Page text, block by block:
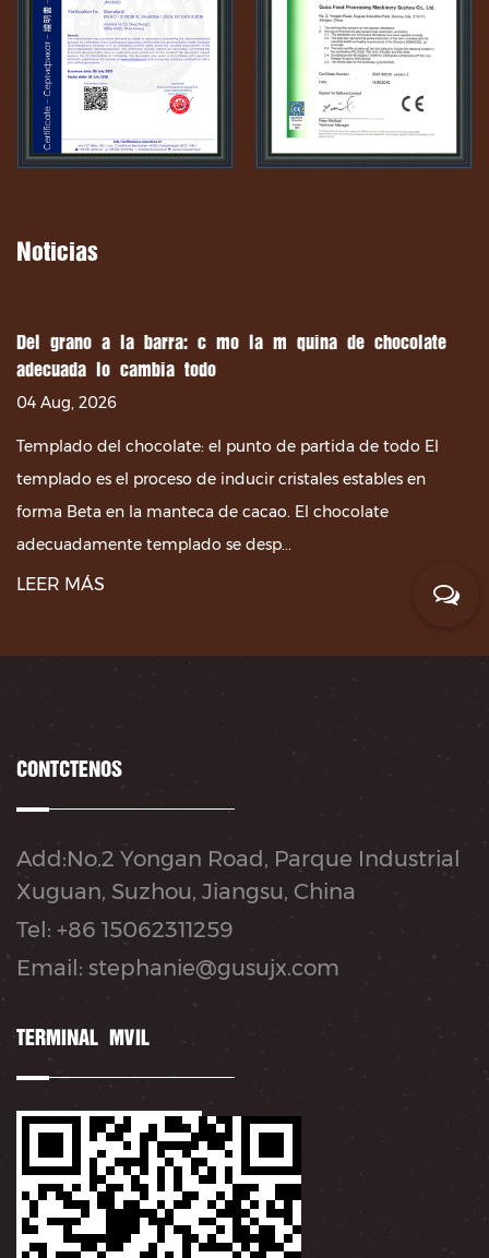
Noticias
Del grano a la barra: cómo la máquina de chocolate
adecuada lo cambia todo
04 Aug, 2026
Templado del chocolate: el punto de partida de todo El
templado es el proceso de inducir cristales estables en
forma Beta en la manteca de cacao. El chocolate
adecuadamente templado se desp...
LEER MÁS
CONTÁCTENOS
Add:No.2 Yongan Road, Parque Industrial
Xuguan, Suzhou, Jiangsu, China
Tel: +86 15062311259
Email: stephanie@gusujx.com
TERMINAL MÓVIL